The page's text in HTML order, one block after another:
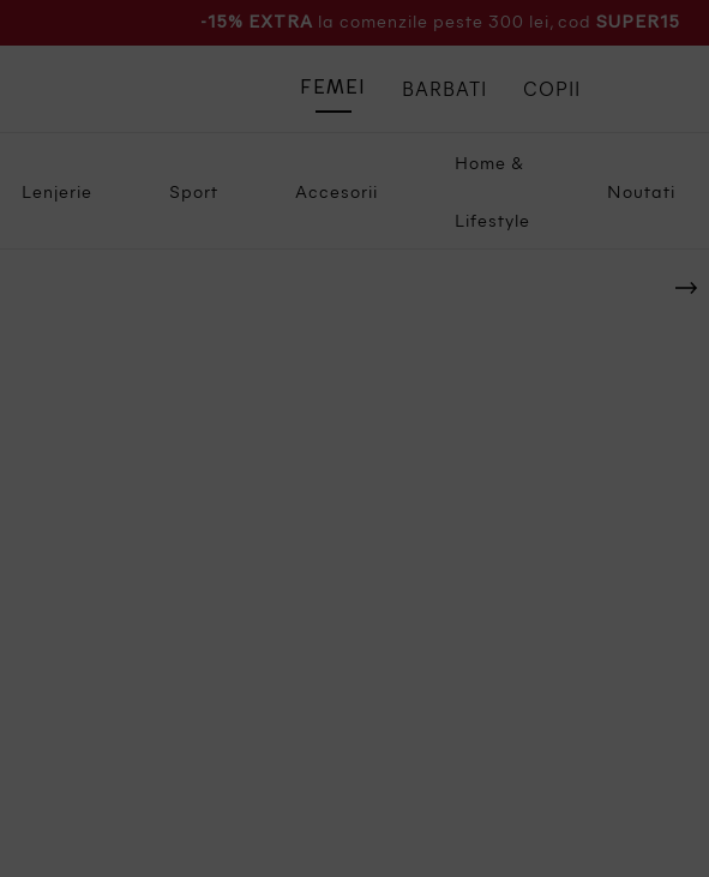
-15% EXTRA la comenzile peste 300 lei, cod SUPER15
Lenjerie Sport Accesorii
Home &
Lifestyle
Noutati
FEMEI BARBATI COPII